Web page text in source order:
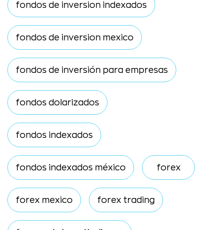
fondos de inversion indexados
fondos de inversion mexico
fondos de inversión para empresas
fondos dolarizados
fondos indexados
fondos indexados méxico forex
forex mexico forex trading